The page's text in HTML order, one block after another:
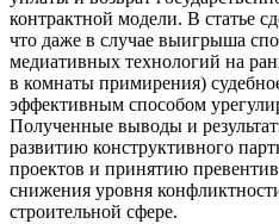
контрактной модели. В статье
что даже в случае выигрыша
медиативных технологий на
в комнаты примирения)
эффективным способом
Полученные выводы и
развитию конструктивного
проектов и принятию
снижения уровня
строительной сфере.